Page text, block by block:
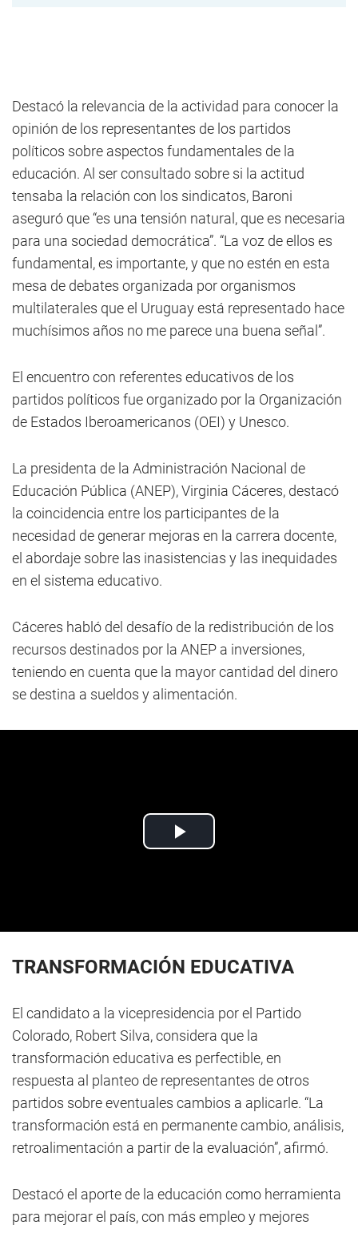
Destacó la relevancia de la actividad para conocer la
opinión de los representantes de los partidos
políticos sobre aspectos fundamentales de la
educación. Al ser consultado sobre si la actitud
tensaba la relación con los sindicatos, Baroni
aseguró que “es una tensión natural, que es necesaria
para una sociedad democrática”. “La voz de ellos es
fundamental, es importante, y que no estén en esta
mesa de debates organizada por organismos
multilaterales que el Uruguay está representado hace
muchísimos años no me parece una buena señal”.
El encuentro con referentes educativos de los
partidos políticos fue organizado por la Organización
de Estados Iberoamericanos (OEI) y Unesco.
La presidenta de la Administración Nacional de
Educación Pública (ANEP), Virginia Cáceres, destacó
la coincidencia entre los participantes de la
necesidad de generar mejoras en la carrera docente,
el abordaje sobre las inasistencias y las inequidades
en el sistema educativo.
Cáceres habló del desafío de la redistribución de los
recursos destinados por la ANEP a inversiones,
teniendo en cuenta que la mayor cantidad del dinero
se destina a sueldos y alimentación.
TRANSFORMACIÓN EDUCATIVA
El candidato a la vicepresidencia por el Partido
Colorado, Robert Silva, considera que la
transformación educativa es perfectible, en
respuesta al planteo de representantes de otros
partidos sobre eventuales cambios a aplicarle. “La
transformación está en permanente cambio, análisis,
retroalimentación a partir de la evaluación”, afirmó.
Destacó el aporte de la educación como herramienta
para mejorar el país, con más empleo y mejores